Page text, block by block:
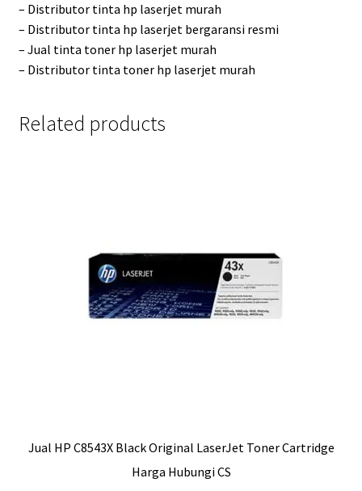
– Distributor tinta hp laserjet murah
– Distributor tinta hp laserjet bergaransi resmi
– Jual tinta toner hp laserjet murah
– Distributor tinta toner hp laserjet murah
Related products
Jual HP C8543X Black Original LaserJet Toner Cartridge
Harga Hubungi CS